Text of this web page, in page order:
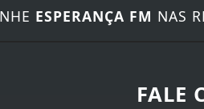
ESPERANÇA FM NAS
FALE